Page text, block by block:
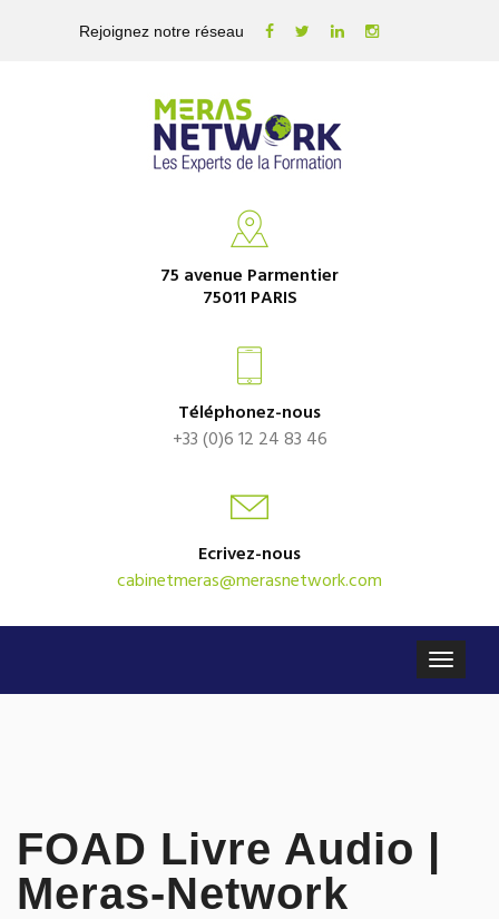
Rejoignez notre réseau
75 avenue Parmentier
75011 PARIS
Téléphonez-nous
+33 (0)6 12 24 83 46
Ecrivez-nous
cabinetmeras@merasnetwork.com
FOAD Livre Audio |
Meras-Network